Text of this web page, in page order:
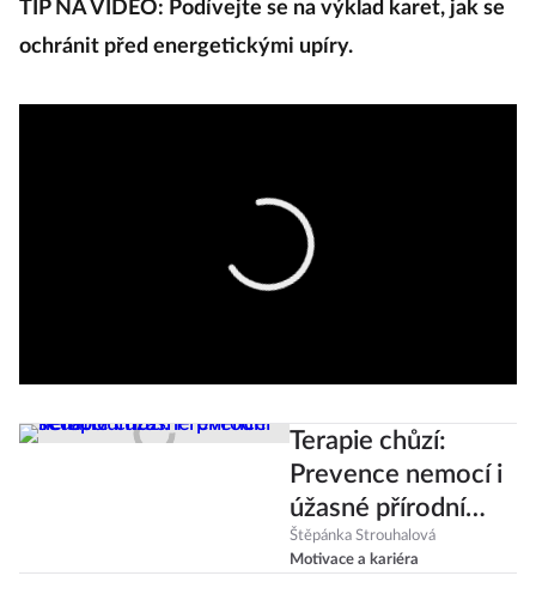
TIP NA VIDEO: Podívejte se na výklad karet, jak se
ochránit před energetickými upíry.
Terapie chůzí:
Prevence nemocí i
úžasné přírodní
sedativum
Štěpánka Strouhalová
Motivace a kariéra